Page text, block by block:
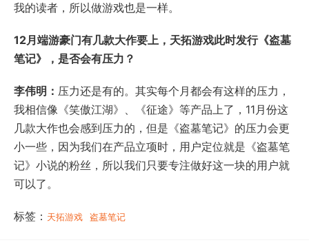
我的读者，所以做游戏也是一样。
12月端游豪门有几款大作要上，天拓游戏此时发行《盗墓
笔记》，是否会有压力？
李伟明： 压力还是有的。其实每个月都会有这样的压力，
我相信像《笑傲江湖》、《征途》等产品上了，11月份这
几款大作也会感到压力的，但是《盗墓笔记》的压力会更
小一些，因为我们在产品立项时，用户定位就是《盗墓笔
记》小说的粉丝，所以我们只要专注做好这一块的用户就
可以了。
标签： 天拓游戏 盗墓笔记